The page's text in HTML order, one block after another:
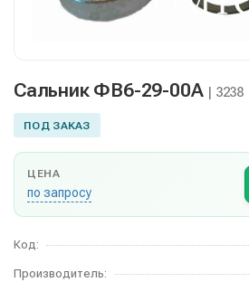
Сальник ФВ6-29-00А | 3238
ПОД ЗАКАЗ
ЦЕНА
по запросу
Код:
Производитель: